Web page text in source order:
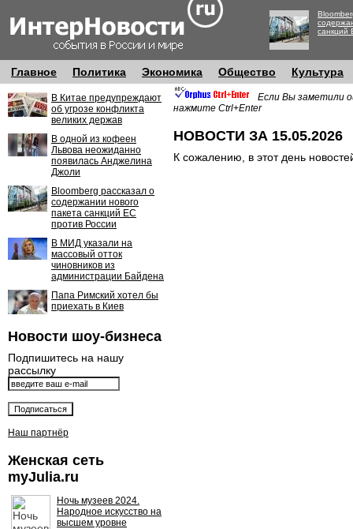
санкций
Главное Политика Экономика Общество Культура
В Китае предупреждают
об угрозе конфликта
великих держав
В одной из кофеен
Львова неожиданно
появилась Анджелина
Джоли
Bloomberg рассказал о
содержании нового
пакета санкций ЕС
против России
В МИД указали на
массовый отток
чиновников из
администрации Байдена
Папа Римский хотел бы
приехать в Киев
Новости шоу-бизнеса
Подпишитесь на нашу
рассылку
Наш партнёр
Женская сеть
myJulia.ru
Ночь музеев 2024.
Народное искусство на
высшем уровне
Если Вы заметили
нажмите Ctrl+Enter
НОВОСТИ ЗА 15.05.2026
К сожалению, в этот день